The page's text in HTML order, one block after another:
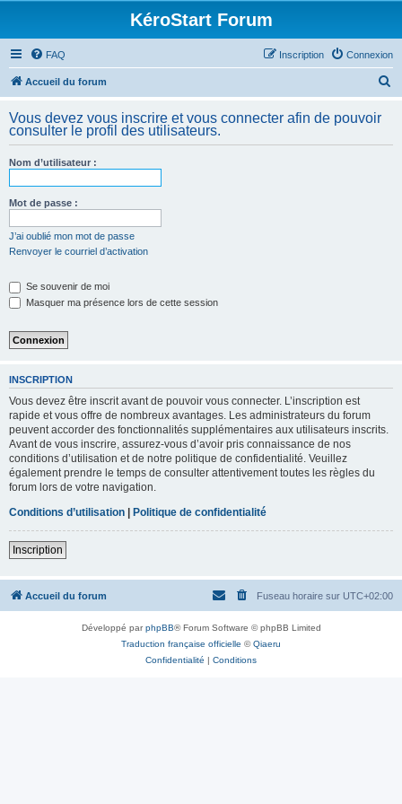
KéroStart Forum
FAQ Connexion
Inscription
Accueil du forum
h
Vous devez vous inscrire et vous connecter afin de pouvoir
consulter le profil des utilisateurs.
Nom d’utilisateur :
Mot de passe :
J’ai oublié mon mot de passe
Renvoyer le courriel d’activation
Se souvenir de moi
Masquer ma présence lors de cette session
INSCRIPTION
Vous devez être inscrit avant de pouvoir vous connecter. L’inscription est
rapide et vous offre de nombreux avantages. Les administrateurs du forum
peuvent accorder des fonctionnalités supplémentaires aux utilisateurs inscrits.
Avant de vous inscrire, assurez-vous d’avoir pris connaissance de nos
conditions d’utilisation et de notre politique de confidentialité. Veuillez
également prendre le temps de consulter attentivement toutes les règles du
forum lors de votre navigation.
Conditions d’utilisation | Politique de confidentialité
Inscription
Accueil du forum Fuseau horaire sur UTC+02:00
Développé parphpBB® Forum Software © phpBB Limited
Traduction française officielle ©Qiaeru
Confidentialité | Conditions